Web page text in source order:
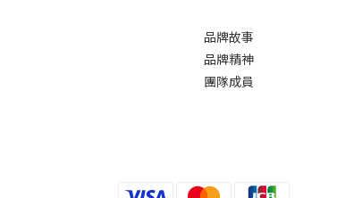
品牌故事
品牌精神
團隊成員